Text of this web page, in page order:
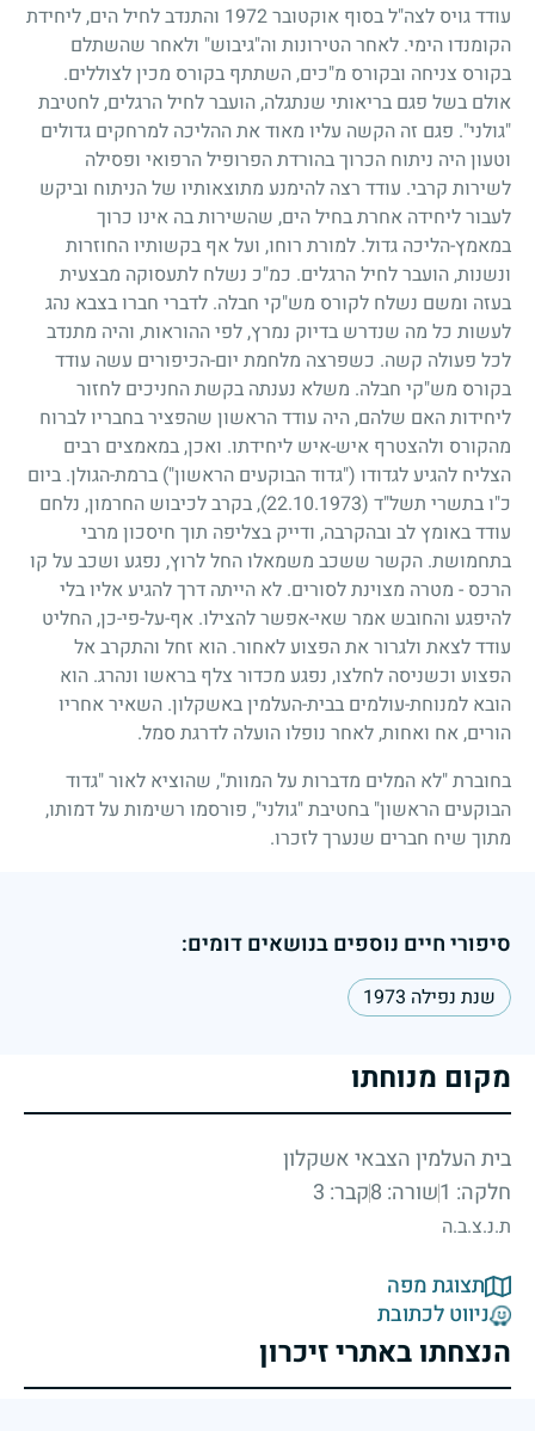
עודד גויס לצה"ל בסוף אוקטובר1972 והתנדב לחיל הים, ליחידת
הקומנדו הימי. לאחר הטירונות וה"גיבוש" ולאחר שהשתלם
בקורס צניחה ובקורס מ"כים, השתתף בקורס מכין לצוללים.
אולם בשל פגם בריאותי שנתגלה, הועבר לחיל הרגלים, לחטיבת
"גולני". פגם זה הקשה עליו מאוד את ההליכה למרחקים גדולים
וטעון היה ניתוח הכרוך בהורדת הפרופיל הרפואי ופסילה
לשירות קרבי. עודד רצה להימנע מתוצאותיו של הניתוח וביקש
לעבור ליחידה אחרת בחיל הים, שהשירות בה אינו כרוך
במאמץ-הליכה גדול. למורת רוחו, ועל אף בקשותיו החוזרות
ונשנות, הועבר לחיל הרגלים. כמ"כ נשלח לתעסוקה מבצעית
בעזה ומשם נשלח לקורס מש"קי חבלה. לדברי חברו בצבא נהג
לעשות כל מה שנדרש בדיוק נמרץ, לפי ההוראות, והיה מתנדב
לכל פעולה קשה. כשפרצה מלחמת יום-הכיפורים עשה עודד
בקורס מש"קי חבלה. משלא נענתה בקשת החניכים לחזור
ליחידות האם שלהם, היה עודד הראשון שהפציר בחבריו לברוח
מהקורס ולהצטרף איש-איש ליחידתו. ואכן, במאמצים רבים
הצליח להגיע לגדודו ("גדוד הבוקעים הראשון") ברמת-הגולן. ביום
כ"ו בתשרי תשל"ד (22.10.1973)
, בקרב לכיבוש החרמון, נלחם
עודד באומץ לב ובהקרבה, ודייק בצליפה תוך חיסכון מרבי
בתחמושת. הקשר ששכב משמאלו החל לרוץ, נפגע ושכב על קו
הרכס - מטרה מצוינת לסורים. לא הייתה דרך להגיע אליו בלי
להיפגע והחובש אמר שאי-אפשר להצילו. אף-על-פי-כן, החליט
עודד לצאת ולגרור את הפצוע לאחור. הוא זחל והתקרב אל
הפצוע וכשניסה לחלצו, נפגע מכדור צלף בראשו ונהרג. הוא
הובא למנוחת-עולמים בבית-העלמין באשקלון. השאיר אחריו
הורים, אח ואחות, לאחר נופלו הועלה לדרגת סמל.
בחוברת "לא המלים מדברות על המוות", שהוציא לאור "גדוד
הבוקעים הראשון" בחטיבת "גולני", פורסמו רשימות על דמותו,
מתוך שיח חברים שנערך לזכרו.
סיפורי חיים נוספים בנושאים דומים:
שנת נפילה 1973
מקום מנוחתו
בית העלמין הצבאי אשקלון
חלקה: 1
שורה: 8 קבר: 3
ת.נ.צ.ב.ה
תצוגת מפה
ניווט לכתובת
הנצחתו באתרי זיכרון